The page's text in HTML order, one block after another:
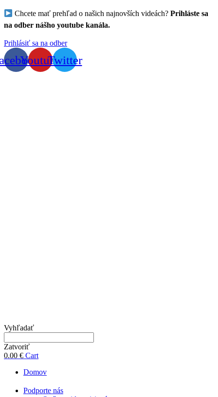
Chcete mať prehľad o našich najnovších videách? Prihláste sa
na odber nášho youtube kanála.
Prihlásiť sa na odber
YoutubeTwitter
Vyhľadať
Zatvoriť
0.00 € Cart
Domov
Podporte nás